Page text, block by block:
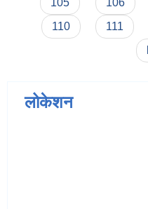
105
106
110
111
लोकेशन